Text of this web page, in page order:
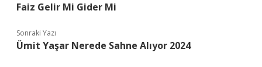
Faiz Gelir Mi Gider Mi
Sonraki Yazı
Ümit Yaşar Nerede Sahne Alıyor 2024